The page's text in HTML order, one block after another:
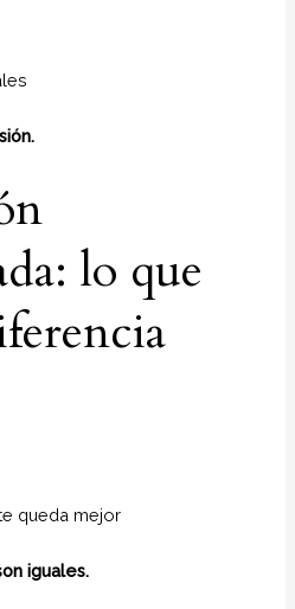
lo que
queda mejor
iguales.